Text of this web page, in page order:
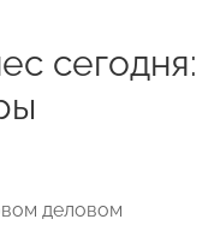
сегодня:
деловом